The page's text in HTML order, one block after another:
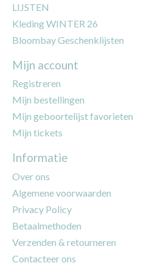
LIJSTEN
Kleding WINTER 26
Bloombay Geschenklijsten
Mijn account
Registreren
Mijn bestellingen
Mijn geboortelijst favorieten
Mijn tickets
Informatie
Over ons
Algemene voorwaarden
Privacy Policy
Betaalmethoden
Verzenden & retourneren
Contacteer ons